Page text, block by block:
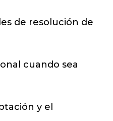
de resolución de
cuando sea
y el